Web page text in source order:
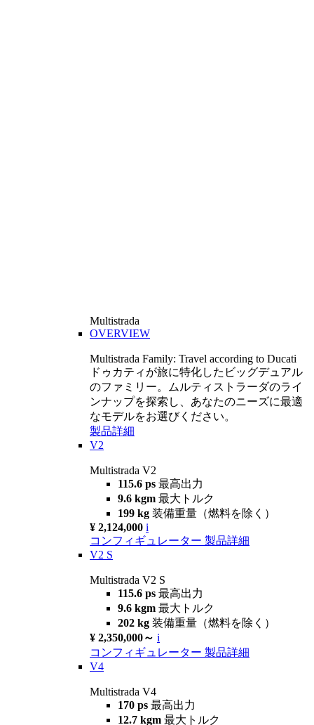
Multistrada
OVERVIEW
Multistrada Family: Travel according to Ducati
ドゥカティが旅に特化したビッグデュアル
のファミリー。ムルティストラーダのライ
ンナップを探索し、あなたのニーズに最適
なモデルをお選びください。
製品詳細
V2
Multistrada V2
115.6 ps 最高出力
9.6 kgm 最大トルク
199 kg 装備重量（燃料を除く）
¥ 2,124,000 i
コンフィギュレーター 製品詳細
V2 S
Multistrada V2 S
115.6 ps 最高出力
9.6 kgm 最大トルク
202 kg 装備重量（燃料を除く）
¥ 2,350,000～ i
コンフィギュレーター 製品詳細
V4
Multistrada V4
170 ps 最高出力
12.7 kgm 最大トルク